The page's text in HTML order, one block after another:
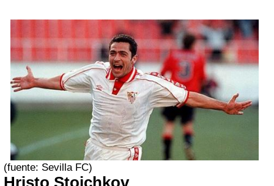
(fuente: Sevilla FC)
Hristo Stoichkov